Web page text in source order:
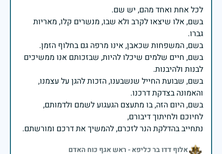
בשם, אלו שיצאו לקרב ולא שבו, מנשרים קלו, מאריות
בשם, חיים שלמים שיכלו להיות, שבזכותם אנו ממשיכים
בשם, שבועת החייל שנשבענו, הזכות להגן על עצמנו,
בשם, היום הזה, בו מתעצם הגעגוע לשמם ולדמותם,
נתחייב בהדלקת הנר לזכרם, להמשיך את דרכם ומורשתם.
אלוף דדו בר כליפא - ראש אגף כוח האדם